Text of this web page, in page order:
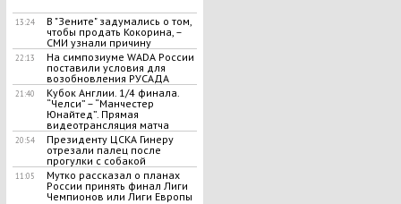
13:24
В "Зените" задумались о том,
чтобы продать Кокорина, –
СМИ узнали причину
22:13
На симпозиуме WADA России
поставили условия для
возобновления РУСАДА
21:40
Кубок Англии. 1/4 финала.
“Челси” – “Манчестер
Юнайтед”. Прямая
видеотрансляция матча
20:54
Президенту ЦСКА Гинеру
отрезали палец после
прогулки с собакой
11:05
Мутко рассказал о планах
России принять финал Лиги
Чемпионов или Лиги Европы